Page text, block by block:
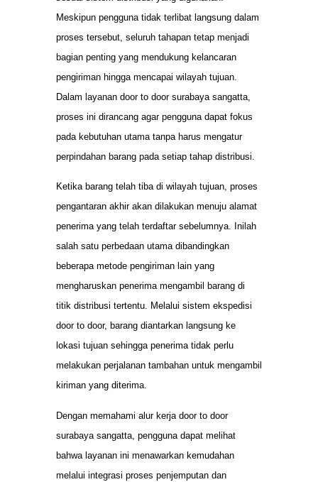
Meskipun pengguna tidak terlibat langsung dalam
proses tersebut, seluruh tahapan tetap menjadi
bagian penting yang mendukung kelancaran
pengiriman hingga mencapai wilayah tujuan.
Dalam layanan door to door surabaya sangatta,
proses ini dirancang agar pengguna dapat fokus
pada kebutuhan utama tanpa harus mengatur
perpindahan barang pada setiap tahap distribusi.
Ketika barang telah tiba di wilayah tujuan, proses
pengantaran akhir akan dilakukan menuju alamat
penerima yang telah terdaftar sebelumnya. Inilah
salah satu perbedaan utama dibandingkan
beberapa metode pengiriman lain yang
mengharuskan penerima mengambil barang di
titik distribusi tertentu. Melalui sistem ekspedisi
door to door, barang diantarkan langsung ke
lokasi tujuan sehingga penerima tidak perlu
melakukan perjalanan tambahan untuk mengambil
kiriman yang diterima.
Dengan memahami alur kerja door to door
surabaya sangatta, pengguna dapat melihat
bahwa layanan ini menawarkan kemudahan
melalui integrasi proses penjemputan dan